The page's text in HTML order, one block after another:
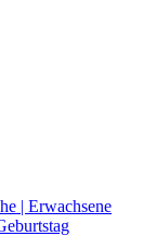
| Erwachsene